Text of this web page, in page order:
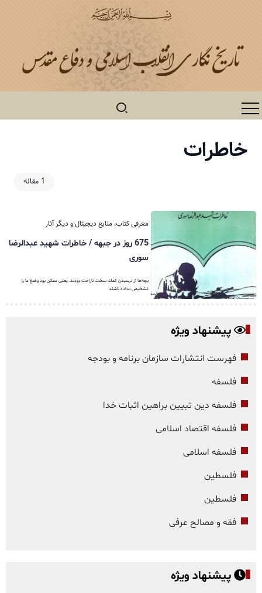
خاطرات
1 مقاله
معرفی کتاب، منابع دیجیتال و دیگر آثار
675 روز در جبهه / خاطرات شهید عبدالرضا
سوری
بچه‌ها از نرسیدن كمك سخت ناراحت بودند. یعنی ممكن بود وضع ما را
تشخیص نداده باشند
پیشنهاد ویژه
فهرست انتشارات سازمان برنامه و بودجه
فلسفه
فلسفه دین تبیین براهین اثبات خدا
فلسفه اقتصاد اسلامی
فلسفه اسلامی
فلسطین
فلسطین
فقه و مصالح عرفی
پیشنهاد ویژه